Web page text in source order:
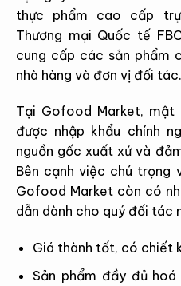
thực phẩm cao cấp
Thương mại Quốc tế
cung cấp các sản phẩm
nhà hàng và đơn vị đối tác.
Tại Gofood Market, mật
được nhập khẩu chính
nguồn gốc xuất xứ và
Bên cạnh việc chú trọng
Gofood Market còn có
dẫn dành cho quý đối tác
Giá thành tốt, có chiết
Sản phẩm đầy đủ